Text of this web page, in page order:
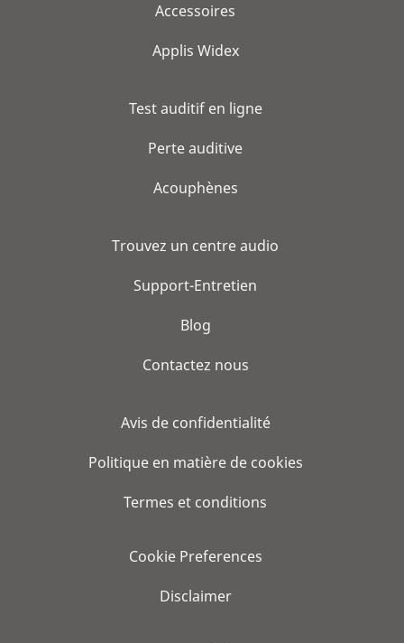
Accessoires
Applis Widex
Test auditif en ligne
Perte auditive
Acouphènes
Trouvez un centre audio
Support-Entretien
Blog
Contactez nous
Avis de confidentialité
Politique en matière de cookies
Termes et conditions
Cookie Preferences
Disclaimer